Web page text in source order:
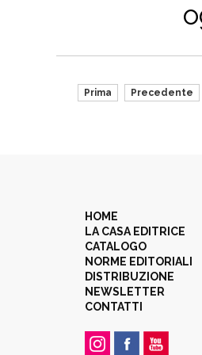
Prima Precedente
HOME
LA CASA EDITRICE
CATALOGO
NORME EDITORIALI
DISTRIBUZIONE
NEWSLETTER
CONTATTI